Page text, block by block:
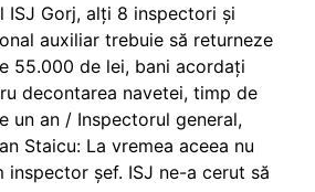
ISJ Gorj, alți 8 inspectori și
auxiliar trebuie să returneze
55.000 de lei, bani acordați
decontarea navetei, timp de
un an / Inspectorul general,
Staicu: La vremea aceea nu
inspector șef. ISJ ne-a cerut să